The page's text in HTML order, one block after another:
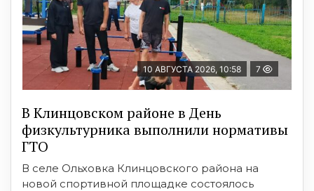
10 АВГУСТА 2026, 10:58 7
В Клинцовском районе в День
физкультурника выполнили нормативы
ГТО
В селе Ольховка Клинцовского района на
новой спортивной площадке состоялось